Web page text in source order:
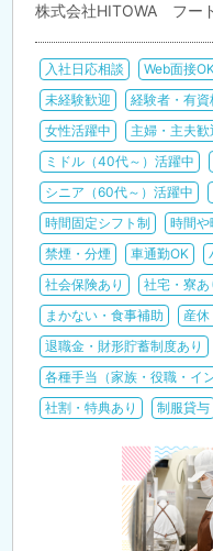
株式会社HITOWA フー
入社日応相談 Web面接
未経験歓迎
経験者・有資
女性活躍中
主婦・主夫歓
ミドル（40代～）活躍中
シニア（60代～）活躍中
時間固定シフト制
時間や
禁煙・分煙
車通勤OK
社会保険あり
社宅・寮あ
まかない・食事補助
産休
退職金・財形貯蓄制度あり
各種手当（家族・役職・イ
社割・特典あり
制服貸与